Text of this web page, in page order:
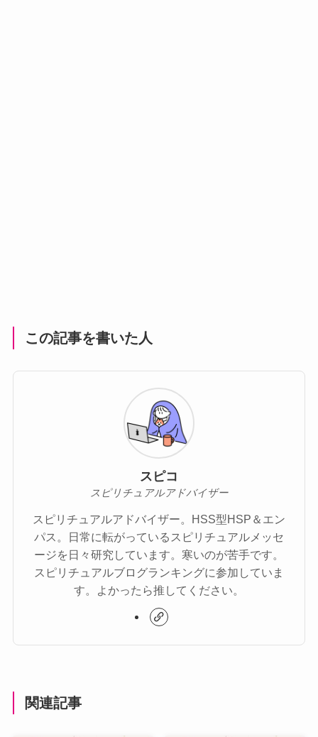
この記事を書いた人
スピコ
スピリチュアルアドバイザー
スピリチュアルアドバイザー。HSS型HSP＆エン
パス。日常に転がっているスピリチュアルメッセ
ージを日々研究しています。寒いのが苦手です。
スピリチュアルブログランキングに参加していま
す。よかったら推してください。
関連記事